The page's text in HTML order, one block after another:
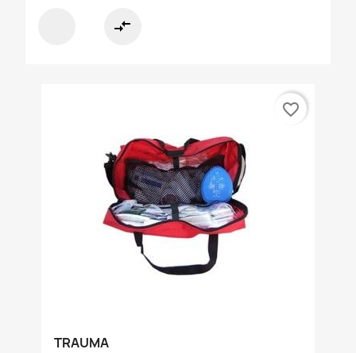
compare_arrows
TRAUMA
favorite_border